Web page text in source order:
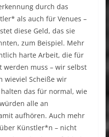
durch das
als auch für Venues –
diese Geld, das sie
zum Beispiel. Mehr
harte Arbeit, die für
werden muss – wir selbst
wieviel Scheiße wir
das für normal, wie
alle an
aufhören. Auch mehr
Künstler*n – nicht